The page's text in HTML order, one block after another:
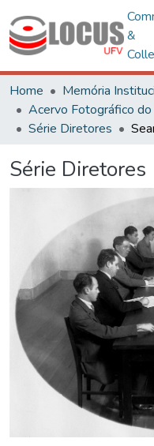
&
Home
Memória
Série Diretores
Série Diretores